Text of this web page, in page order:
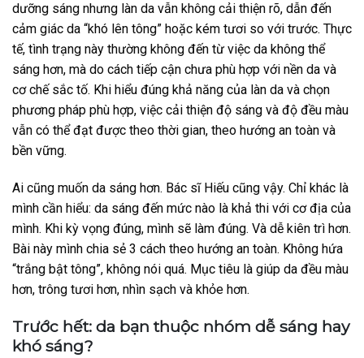
dưỡng sáng nhưng làn da vẫn không cải thiện rõ, dẫn đến
cảm giác da “khó lên tông” hoặc kém tươi so với trước. Thực
tế, tình trạng này thường không đến từ việc da không thể
sáng hơn, mà do cách tiếp cận chưa phù hợp với nền da và
cơ chế sắc tố. Khi hiểu đúng khả năng của làn da và chọn
phương pháp phù hợp, việc cải thiện độ sáng và độ đều màu
vẫn có thể đạt được theo thời gian, theo hướng an toàn và
bền vững.
Ai cũng muốn da sáng hơn. Bác sĩ Hiếu cũng vậy. Chỉ khác là
mình cần hiểu: da sáng đến mức nào là khả thi với cơ địa của
mình. Khi kỳ vọng đúng, mình sẽ làm đúng. Và dễ kiên trì hơn.
Bài này mình chia sẻ 3 cách theo hướng an toàn. Không hứa
“trắng bật tông”, không nói quá. Mục tiêu là giúp da đều màu
hơn, trông tươi hơn, nhìn sạch và khỏe hơn.
Trước hết: da bạn thuộc nhóm dễ sáng hay
khó sáng?